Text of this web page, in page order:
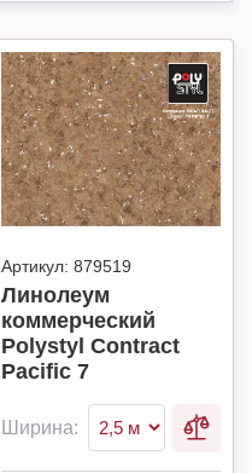
Артикул: 879519
Линолеум
коммерческий
Polystyl Contract
Pacific 7
Ширина: